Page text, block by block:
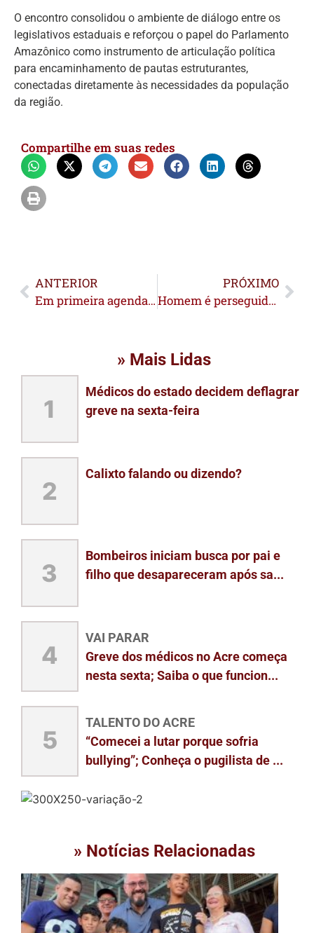
O encontro consolidou o ambiente de diálogo entre os
legislativos estaduais e reforçou o papel do Parlamento
Amazônico como instrumento de articulação política
para encaminhamento de pautas estruturantes,
conectadas diretamente às necessidades da população
da região.
Compartilhe em suas redes
ANTERIOR
Em primeira agenda como secretário, João Paulo discute implantação do Centro de Atendimento Integrado à Criança e ao Adolescente
PRÓXIMO
Homem é perseguido e morto dentro de igreja na Cidade do Povo
» Mais Lidas
1
Médicos do estado decidem deflagrar
greve na sexta-feira
2
Calixto falando ou dizendo?
3
Bombeiros iniciam busca por pai e
filho que desapareceram após sa...
4
VAI PARAR
Greve dos médicos no Acre começa
nesta sexta; Saiba o que funcion...
5
TALENTO DO ACRE
“Comecei a lutar porque sofria
bullying”; Conheça o pugilista de ...
» Notícias Relacionadas